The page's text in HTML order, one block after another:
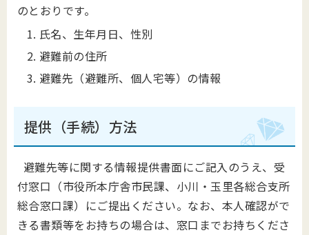
のとおりです。
氏名、生年月日、性別
避難前の住所
避難先（避難所、個人宅等）の情報
提供（手続）方法
避難先等に関する情報提供書面にご記入のうえ、受
付窓口（市役所本庁舎市民課、小川・玉里各総合支所
総合窓口課）にご提出ください。なお、本人確認がで
きる書類等をお持ちの場合は、窓口までお持ちくださ